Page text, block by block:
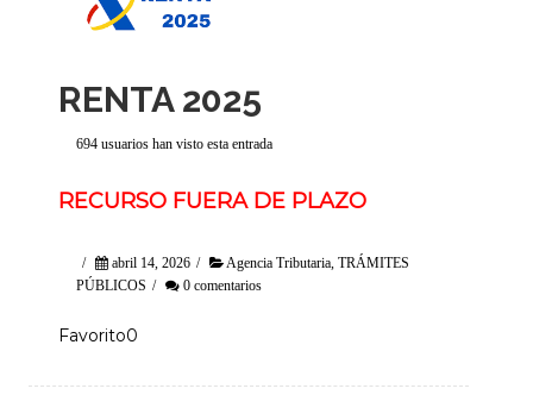
RENTA 2025
694 usuarios han visto esta entrada
RECURSO FUERA DE PLAZO
/ abril 14, 2026 / Agencia Tributaria TRÁMITES
PÚBLICOS / 0 comentarios
Favorito0